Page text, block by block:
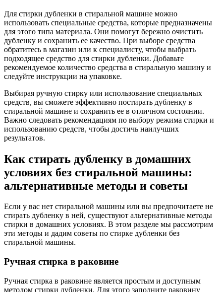
Для стирки дубленки в стиральной машине можно
использовать специальные средства, которые предназначены
для этого типа материала. Они помогут бережно очистить
дубленку и сохранить ее качество. При выборе средства
обратитесь в магазин или к специалисту, чтобы выбрать
подходящее средство для стирки дубленки. Добавьте
рекомендуемое количество средства в стиральную машину и
следуйте инструкции на упаковке.
Выбирая ручную стирку или использование специальных
средств, вы сможете эффективно постирать дубленку в
стиральной машине и сохранить ее в отличном состоянии.
Важно следовать рекомендациям по выбору режима стирки и
использованию средств, чтобы достичь наилучших
результатов.
Как стирать дубленку в домашних
условиях без стиральной машины:
альтернативные методы и советы
Если у вас нет стиральной машины или вы предпочитаете не
стирать дубленку в ней, существуют альтернативные методы
стирки в домашних условиях. В этом разделе мы рассмотрим
эти методы и дадим советы по стирке дубленки без
стиральной машины.
Ручная стирка в раковине
Ручная стирка в раковине является простым и доступным
методом стирки дубленки. Для этого заполните раковину